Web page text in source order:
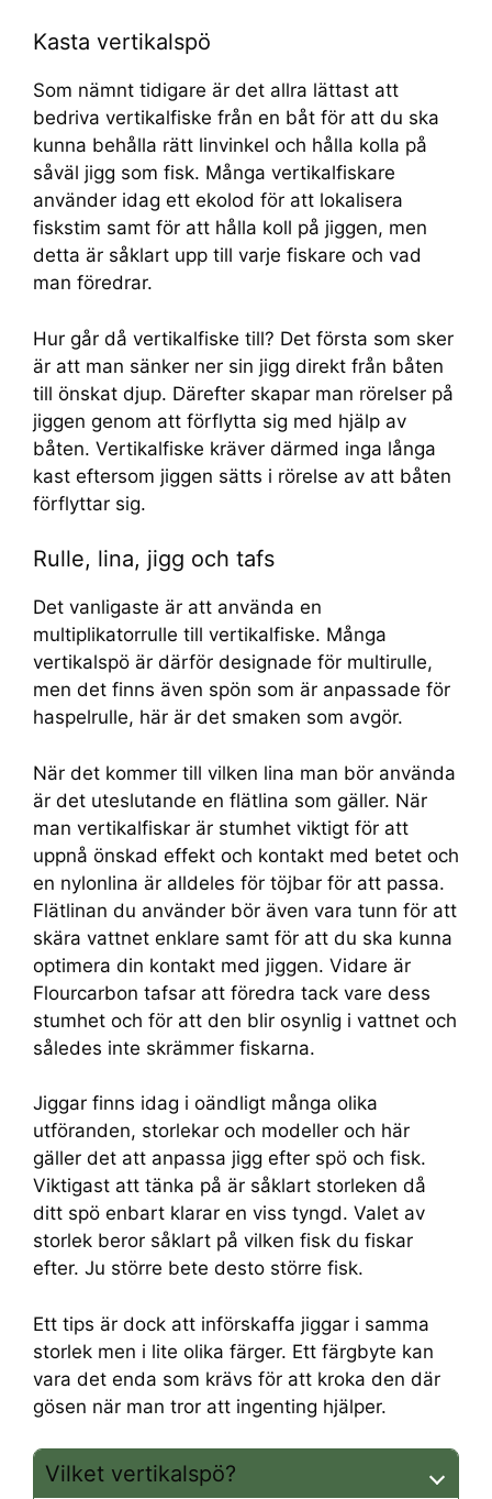
Kasta vertikalspö
Som nämnt tidigare är det allra lättast att
bedriva vertikalfiske från en båt för att du ska
kunna behålla rätt linvinkel och hålla kolla på
såväl jigg som fisk. Många vertikalfiskare
använder idag ett ekolod för att lokalisera
fiskstim samt för att hålla koll på jiggen, men
detta är såklart upp till varje fiskare och vad
man föredrar.
Hur går då vertikalfiske till? Det första som sker
är att man sänker ner sin jigg direkt från båten
till önskat djup. Därefter skapar man rörelser på
jiggen genom att förflytta sig med hjälp av
båten. Vertikalfiske kräver därmed inga långa
kast eftersom jiggen sätts i rörelse av att båten
förflyttar sig.
Rulle, lina, jigg och tafs
Det vanligaste är att använda en
multiplikatorrulle till vertikalfiske. Många
vertikalspö är därför designade för multirulle,
men det finns även spön som är anpassade för
haspelrulle, här är det smaken som avgör.
När det kommer till vilken lina man bör använda
är det uteslutande en flätlina som gäller. När
man vertikalfiskar är stumhet viktigt för att
uppnå önskad effekt och kontakt med betet och
en nylonlina är alldeles för töjbar för att passa.
Flätlinan du använder bör även vara tunn för att
skära vattnet enklare samt för att du ska kunna
optimera din kontakt med jiggen. Vidare är
Flourcarbon tafsar att föredra tack vare dess
stumhet och för att den blir osynlig i vattnet och
således inte skrämmer fiskarna.
Jiggar finns idag i oändligt många olika
utföranden, storlekar och modeller och här
gäller det att anpassa jigg efter spö och fisk.
Viktigast att tänka på är såklart storleken då
ditt spö enbart klarar en viss tyngd. Valet av
storlek beror såklart på vilken fisk du fiskar
efter. Ju större bete desto större fisk.
Ett tips är dock att införskaffa jiggar i samma
storlek men i lite olika färger. Ett färgbyte kan
vara det enda som krävs för att kroka den där
gösen när man tror att ingenting hjälper.
Vilket vertikalspö?